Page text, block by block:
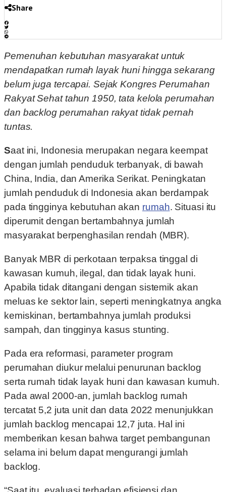
Share
Pemenuhan kebutuhan masyarakat untuk
mendapatkan rumah layak huni hingga sekarang
belum juga tercapai. Sejak Kongres Perumahan
Rakyat Sehat tahun 1950, tata kelola perumahan
dan backlog perumahan rakyat tidak pernah
tuntas.
Saat ini, Indonesia merupakan negara keempat
dengan jumlah penduduk terbanyak, di bawah
China, India, dan Amerika Serikat. Peningkatan
jumlah penduduk di Indonesia akan berdampak
pada tingginya kebutuhan akan rumah. Situasi itu
diperumit dengan bertambahnya jumlah
masyarakat berpenghasilan rendah (MBR).
Banyak MBR di perkotaan terpaksa tinggal di
kawasan kumuh, ilegal, dan tidak layak huni.
Apabila tidak ditangani dengan sistemik akan
meluas ke sektor lain, seperti meningkatnya angka
kemiskinan, bertambahnya jumlah produksi
sampah, dan tingginya kasus stunting.
Pada era reformasi, parameter program
perumahan diukur melalui penurunan backlog
serta rumah tidak layak huni dan kawasan kumuh.
Pada awal 2000-an, jumlah backlog rumah
tercatat 5,2 juta unit dan data 2022 menunjukkan
jumlah backlog mencapai 12,7 juta. Hal ini
memberikan kesan bahwa target pembangunan
selama ini belum dapat mengurangi jumlah
backlog.